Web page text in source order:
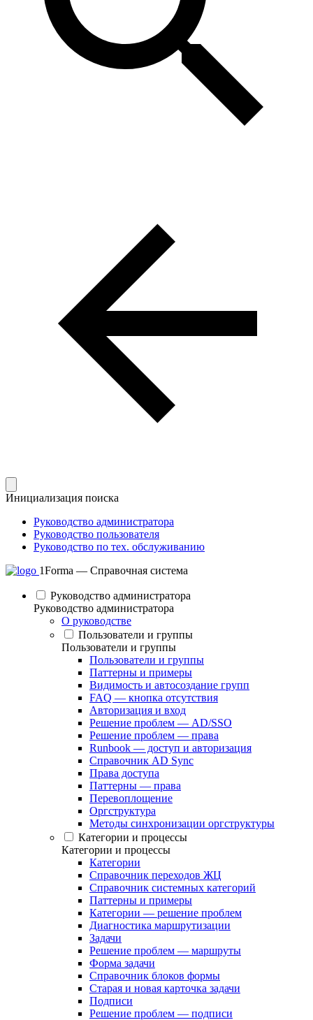
Инициализация поиска
Руководство администратора
Руководство пользователя
Руководство по тех. обслуживанию
1Forma — Справочная система
Руководство администратора
Руководство администратора
О руководстве
Пользователи и группы
Пользователи и группы
Пользователи и группы
Паттерны и примеры
Видимость и автосоздание групп
FAQ — кнопка отсутствия
Авторизация и вход
Решение проблем — AD/SSO
Решение проблем — права
Runbook — доступ и авторизация
Справочник AD Sync
Права доступа
Паттерны — права
Перевоплощение
Оргструктура
Методы синхронизации оргструктуры
Категории и процессы
Категории и процессы
Категории
Справочник переходов ЖЦ
Справочник системных категорий
Паттерны и примеры
Категории — решение проблем
Диагностика маршрутизации
Задачи
Решение проблем — маршруты
Форма задачи
Справочник блоков формы
Старая и новая карточка задачи
Подписи
Решение проблем — подписи